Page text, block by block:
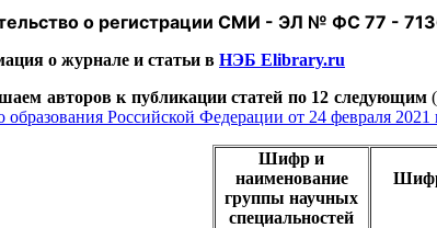
о регистрации СМИ - ЭЛ № ФС 77 -
о журнале и статьи в НЭБ Elibrary.ru
авторов к публикации статей по 12 следующим
образования Российской Федерации от 24 февраля
Шифр и
наименование
группы научных
специальностей
Шифр